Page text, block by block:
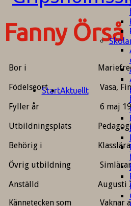
StartAktuellt
Fanny Örså
Bor i
Födelseort
Vasa,
Fyller år
6 maj
Utbildningsplats
Behörig i
Övrig utbildning
Anställd
Augusti
Kännetecken som
Vaknar